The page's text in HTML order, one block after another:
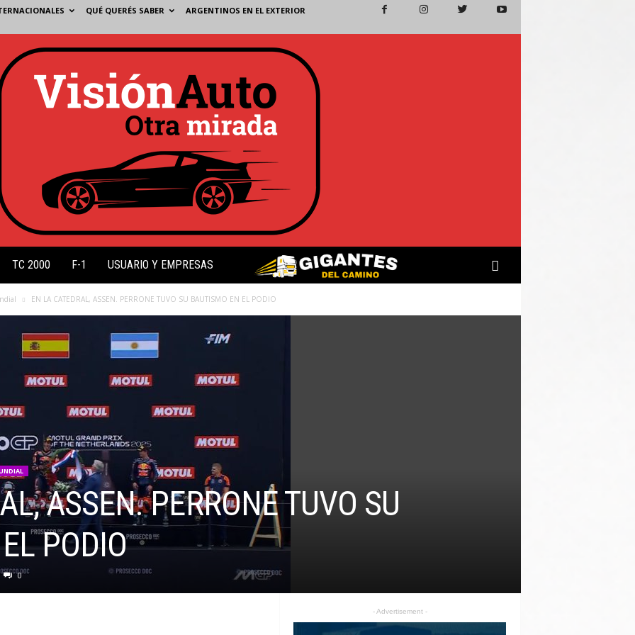
QUÉ QUERÉS SABER ARGENTINOS EN EL EXTERIOR
TC 2000 F-1 USUARIO Y EMPRESAS
EN LA CATEDRAL, ASSEN. PERRONE TUVO SU BAUTISMO EN EL PODIO
ASSEN. PERRONE TUVO SU
PODIO
0
- Advertisement -